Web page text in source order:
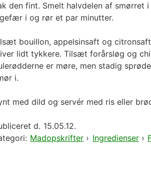
den fint. Smelt halvdelen af smørret
i og rør et par minutter.
bouillon, appelsinsaft og
lidt tykkere. Tilsæt forårsløg og
er møre, men stadig
i.
med dild og servér med ris eller
d. 15.05.12.
Madopskrifter › Ingredienser›